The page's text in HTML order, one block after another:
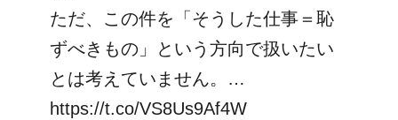
ただ、この件を「そうした仕事＝恥
ずべきもの」という方向で扱いたい
とは考えていません。…
https://t.co/VS8Us9Af4W